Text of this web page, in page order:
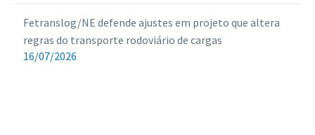
Fetranslog/NE defende ajustes em projeto que altera
regras do transporte rodoviário de cargas
16/07/2026